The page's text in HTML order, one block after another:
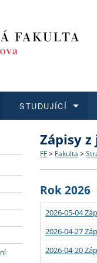
Struktura
Strategie
Podpora
Co
Učitelské
STUDUJÍCÍ
Rigorózní
O vědě a
Granty a
Aktuální
Zápisy
FF > Fakulta >
Rok 2026
2026-05-04
2026-04-27
2026-04-20